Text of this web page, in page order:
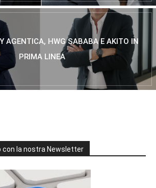
AGENTICA, HWG SABABA E AKITO IN
PRIMA LINEA
con la nostra Newsletter